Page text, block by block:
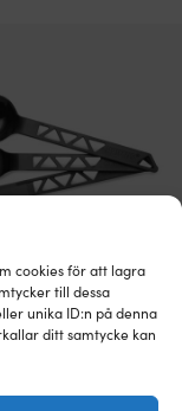
cookies för att lagra
till dessa
unika ID:n på denna
ditt samtycke kan
Primus Lightweight
Black, 3 delar
ursprungliga
nuvarande